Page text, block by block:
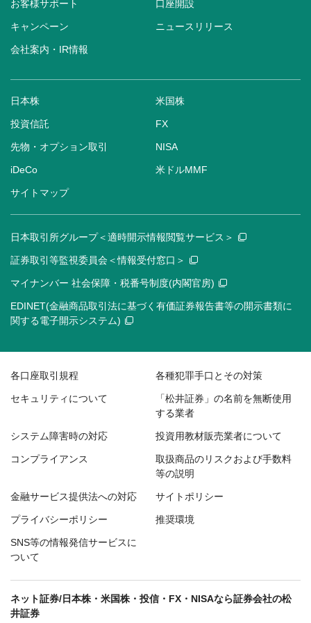
お客様サポート 口座開設
キャンペーン ニュースリリース
会社案内・IR情報
日本株 米国株
投資信託 FX
先物・オプション取引 NISA
iDeCo 米ドルMMF
サイトマップ
日本取引所グループ＜適時開示情報閲覧サービス＞
証券取引等監視委員会＜情報受付窓口＞
マイナンバー 社会保障・税番号制度(内閣官房)
EDINET(金融商品取引法に基づく有価証券報告書等の開示書類に
関する電子開示システム)
各口座取引規程 各種犯罪手口とその対策
セキュリティについて
「松井証券」の名前を無断使用
する業者
システム障害時の対応 投資用教材販売業者について
コンプライアンス
取扱商品のリスクおよび手数料
等の説明
金融サービス提供法への対応 サイトポリシー
プライバシーポリシー 推奨環境
SNS等の情報発信サービスに
ついて
ネット証券/日本株・米国株・投信・FX・NISAなら証券会社の松
井証券